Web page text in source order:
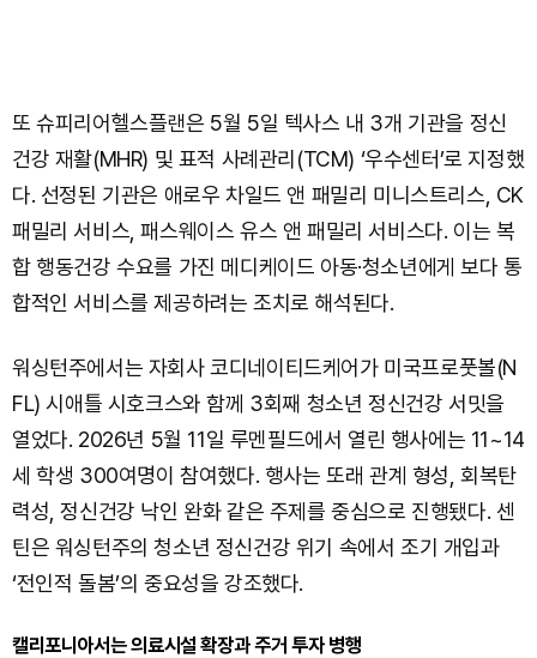
또 슈피리어헬스플랜은 5월 5일 텍사스 내 3개 기관을 정신
건강 재활(MHR) 및 표적 사례관리(TCM) ‘우수센터’로 지정했
다. 선정된 기관은 애로우 차일드 앤 패밀리 미니스트리스, CK
패밀리 서비스, 패스웨이스 유스 앤 패밀리 서비스다. 이는 복
합 행동건강 수요를 가진 메디케이드 아동·청소년에게 보다 통
합적인 서비스를 제공하려는 조치로 해석된다.
워싱턴주에서는 자회사 코디네이티드케어가 미국프로풋볼(N
FL) 시애틀 시호크스와 함께 3회째 청소년 정신건강 서밋을
열었다. 2026년 5월 11일 루멘필드에서 열린 행사에는 11~14
세 학생 300여명이 참여했다. 행사는 또래 관계 형성, 회복탄
력성, 정신건강 낙인 완화 같은 주제를 중심으로 진행됐다. 센
틴은 워싱턴주의 청소년 정신건강 위기 속에서 조기 개입과
‘전인적 돌봄’의 중요성을 강조했다.
캘리포니아서는 의료시설 확장과 주거 투자 병행